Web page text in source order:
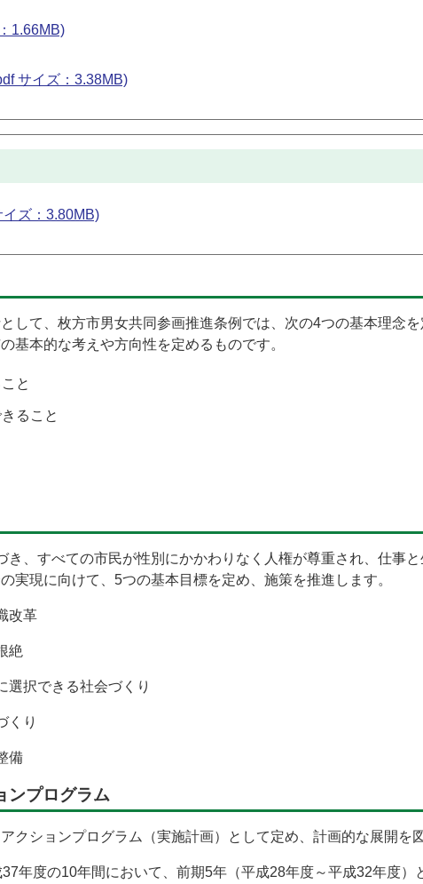
1.66MB)
サイズ：3.38MB)
ズ：3.80MB)
して、枚方市男女共同参画推進条例では、次の4つの基本理念を
基本的な考えや方向性を定めるものです。
と
ること
、すべての市民が性別にかかわりなく人権が尊重され、仕事と
実現に向けて、5つの基本目標を定め、施策を推進します。
改革
絶
択できる社会づくり
くり
備
ンプログラム
クションプログラム（実施計画）として定め、計画的な展開を
年度の10年間において、前期5年（平成28年度～平成32年度）